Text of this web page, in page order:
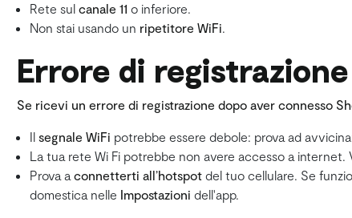
Rete sul canale 11 o inferiore.
Non stai usando un ripetitore WiFi.
Errore di registrazione
Se ricevi un errore di registrazione dopo aver connesso
Il segnale WiFi potrebbe essere debole: prova ad
La tua rete Wi Fi potrebbe non avere accesso a internet.
Prova a connetterti all’hotspotdel tuo cellulare. Se
domestica nelle Impostazioni dell'app.